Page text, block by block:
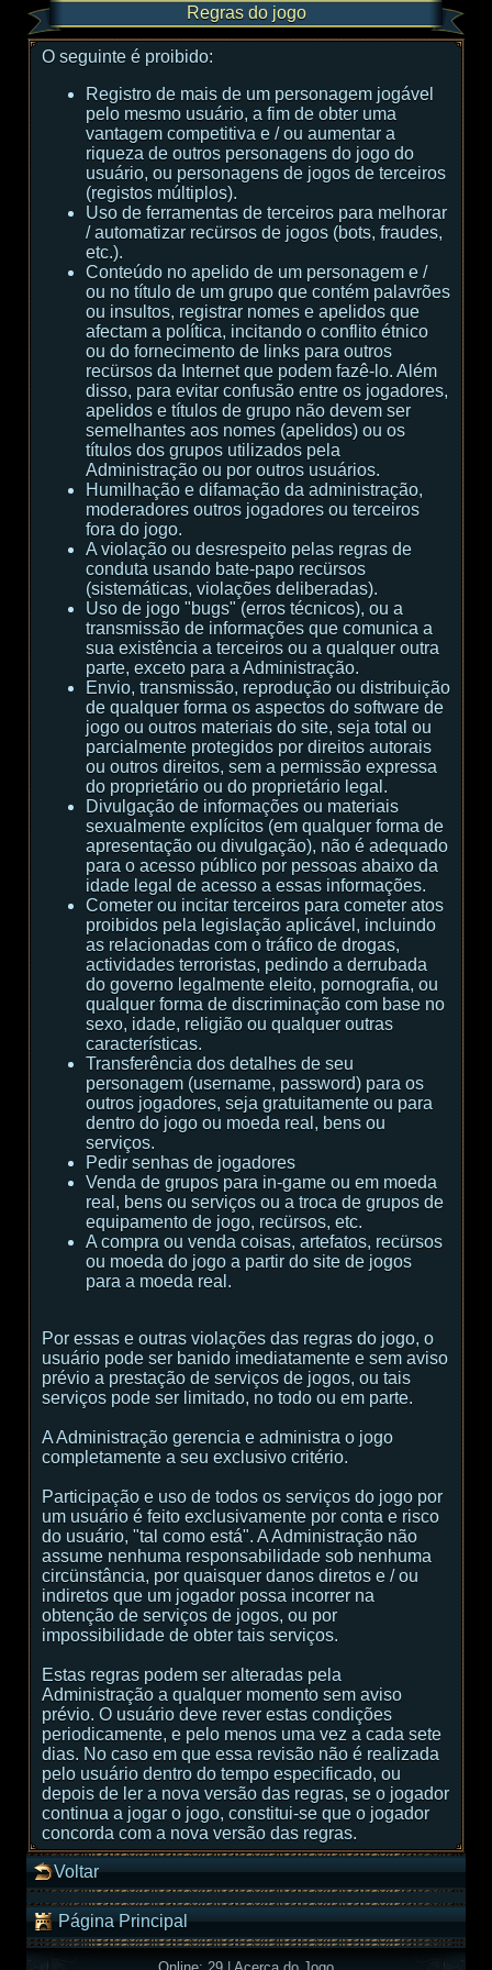
Regras do jogo
O seguinte é proibido:
Registro de mais de um personagem jogável
pelo mesmo usuário, a fim de obter uma
vantagem competitiva e / ou aumentar a
riqueza de outros personagens do jogo do
usuário, ou personagens de jogos de terceiros
(registos múltiplos).
Uso de ferramentas de terceiros para melhorar
/ automatizar recürsos de jogos (bots, fraudes,
etc.).
Conteúdo no apelido de um personagem e /
ou no título de um grupo que contém palavrões
ou insultos, registrar nomes e apelidos que
afectam a política, incitando o conflito étnico
ou do fornecimento de links para outros
recürsos da Internet que podem fazê-lo. Além
disso, para evitar confusão entre os jogadores,
apelidos e títulos de grupo não devem ser
semelhantes aos nomes (apelidos) ou os
títulos dos grupos utilizados pela
Administração ou por outros usuários.
Humilhação e difamação da administração,
moderadores outros jogadores ou terceiros
fora do jogo.
A violação ou desrespeito pelas regras de
conduta usando bate-papo recürsos
(sistemáticas, violações deliberadas).
Uso de jogo "bugs" (erros técnicos), ou a
transmissão de informações que comunica a
sua existência a terceiros ou a qualquer outra
parte, exceto para a Administração.
Envio, transmissão, reprodução ou distribuição
de qualquer forma os aspectos do software de
jogo ou outros materiais do site, seja total ou
parcialmente protegidos por direitos autorais
ou outros direitos, sem a permissão expressa
do proprietário ou do proprietário legal.
Divulgação de informações ou materiais
sexualmente explícitos (em qualquer forma de
apresentação ou divulgação), não é adequado
para o acesso público por pessoas abaixo da
idade legal de acesso a essas informações.
Cometer ou incitar terceiros para cometer atos
proibidos pela legislação aplicável, incluindo
as relacionadas com o tráfico de drogas,
actividades terroristas, pedindo a derrubada
do governo legalmente eleito, pornografia, ou
qualquer forma de discriminação com base no
sexo, idade, religião ou qualquer outras
características.
Transferência dos detalhes de seu
personagem (username, password) para os
outros jogadores, seja gratuitamente ou para
dentro do jogo ou moeda real, bens ou
serviços.
Pedir senhas de jogadores
Venda de grupos para in-game ou em moeda
real, bens ou serviços ou a troca de grupos de
equipamento de jogo, recürsos, etc.
A compra ou venda coisas, artefatos, recürsos
ou moeda do jogo a partir do site de jogos
para a moeda real.
Por essas e outras violações das regras do jogo, o
usuário pode ser banido imediatamente e sem aviso
prévio a prestação de serviços de jogos, ou tais
serviços pode ser limitado, no todo ou em parte.
A Administração gerencia e administra o jogo
completamente a seu exclusivo critério.
Participação e uso de todos os serviços do jogo por
um usuário é feito exclusivamente por conta e risco
do usuário, "tal como está". A Administração não
assume nenhuma responsabilidade sob nenhuma
circünstância, por quaisquer danos diretos e / ou
indiretos que um jogador possa incorrer na
obtenção de serviços de jogos, ou por
impossibilidade de obter tais serviços.
Estas regras podem ser alteradas pela
Administração a qualquer momento sem aviso
prévio. O usuário deve rever estas condições
periodicamente, e pelo menos uma vez a cada sete
dias. No caso em que essa revisão não é realizada
pelo usuário dentro do tempo especificado, ou
depois de ler a nova versão das regras, se o jogador
continua a jogar o jogo, constitui-se que o jogador
concorda com a nova versão das regras.
Voltar
Página Principal